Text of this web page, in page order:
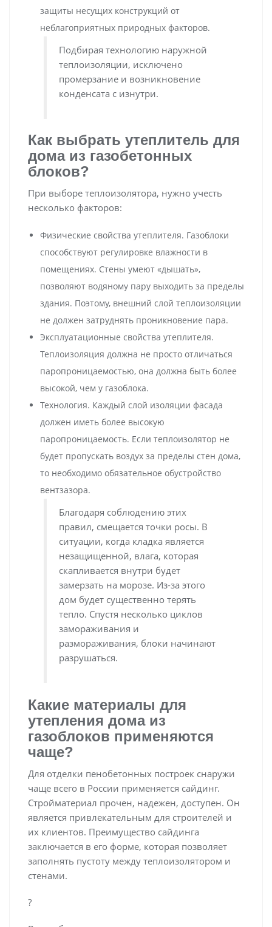
защиты несущих конструкций от
неблагоприятных природных факторов.
Подбирая технологию наружной
теплоизоляции, исключено
промерзание и возникновение
конденсата с изнутри.
Как выбрать утеплитель для
дома из газобетонных
блоков?
При выборе теплоизолятора, нужно учесть
несколько факторов:
Физические свойства утеплителя. Газоблоки
способствуют регулировке влажности в
помещениях. Стены умеют «дышать»,
позволяют водяному пару выходить за пределы
здания. Поэтому, внешний слой теплоизоляции
не должен затруднять проникновение пара.
Эксплуатационные свойства утеплителя.
Теплоизоляция должна не просто отличаться
паропроницаемостью, она должна быть более
высокой, чем у газоблока.
Технология. Каждый слой изоляции фасада
должен иметь более высокую
паропроницаемость. Если теплоизолятор не
будет пропускать воздух за пределы стен дома,
то необходимо обязательное обустройство
вентзазора.
Благодаря соблюдению этих
правил, смещается точки росы. В
ситуации, когда кладка является
незащищенной, влага, которая
скапливается внутри будет
замерзать на морозе. Из-за этого
дом будет существенно терять
тепло. Спустя несколько циклов
замораживания и
размораживания, блоки начинают
разрушаться.
Какие материалы для
утепления дома из
газоблоков применяются
чаще?
Для отделки пенобетонных построек снаружи
чаще всего в России применяется сайдинг.
Стройматериал прочен, надежен, доступен. Он
является привлекательным для строителей и
их клиентов. Преимущество сайдинга
заключается в его форме, которая позволяет
заполнять пустоту между теплоизолятором и
стенами.
?